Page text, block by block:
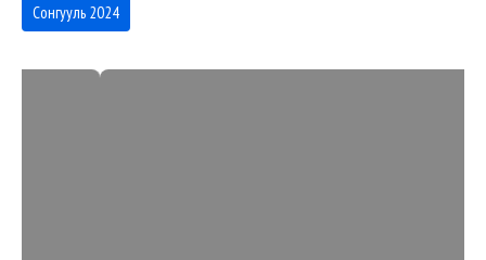
Сонгууль 2024